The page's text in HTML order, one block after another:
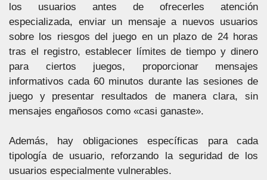
los usuarios antes de ofrecerles atención
especializada, enviar un mensaje a nuevos usuarios
sobre los riesgos del juego en un plazo de 24 horas
tras el registro, establecer límites de tiempo y dinero
para ciertos juegos, proporcionar mensajes
informativos cada 60 minutos durante las sesiones de
juego y presentar resultados de manera clara, sin
mensajes engañosos como «casi ganaste».
Además, hay obligaciones específicas para cada
tipología de usuario, reforzando la seguridad de los
usuarios especialmente vulnerables.